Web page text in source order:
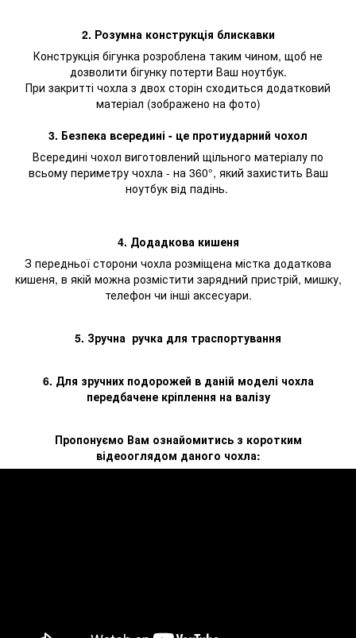
2. Розумна конструкція блискавки
Конструкція бігунка розроблена таким чином, щоб не
дозволити бігунку потерти Ваш ноутбук.
При закритті чохла з двох сторін сходиться додатковий
матеріал (зображено на фото)
3. Безпека всередині - це протиударний чохол
Всередині чохол виготовлений щільного матеріалу по
всьому периметру чохла - на 360°, який захистить Ваш
ноутбук від падінь.
4. Додадкова кишеня
З передньої сторони чохла розміщена містка додаткова
кишеня, в якій можна розмістити зарядний пристрій, мишку,
телефон чи інші аксесуари.
5. Зручна ручка для траспортування
6. Для зручних подорожей в даній моделі чохла
передбачене кріплення на валізу
Пропонуємо Вам ознайомитись з коротким
відеооглядом даного чохла: